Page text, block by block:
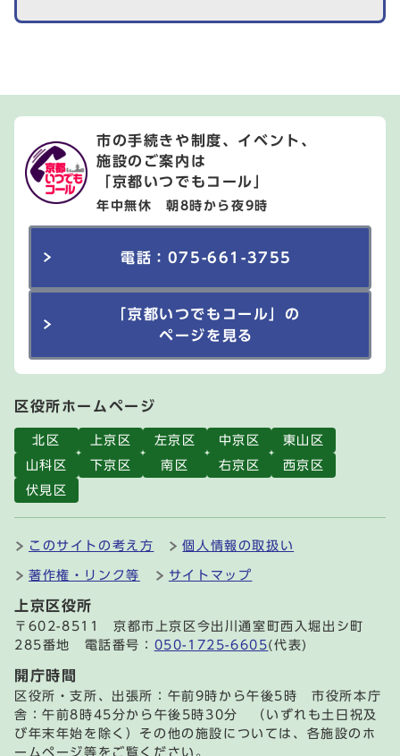
市の手続きや制度、イベント、
施設のご案内は
「京都いつでもコール」
年中無休 朝8時から夜9時
電話：075-661-3755
「京都いつでもコール」の
ページを見る
区役所ホームページ
北区 上京区 左京区 中京区
東山区
山科区
下京区 南区 右京区
西京区
伏見区
このサイトの考え方 個人情報の取扱い
著作権・リンク等 サイトマップ
上京区役所
〒602-8511 京都市上京区今出川通室町西入堀出シ町
285番地 電話番号： 050-1725-6605(代表)
開庁時間
区役所・支所、出張所：午前9時から午後5時 市役所本庁
舎：午前8時45分から午後5時30分 （いずれも土日祝及
び年末年始を除く）その他の施設については、各施設のホ
ームページ等をご覧ください。